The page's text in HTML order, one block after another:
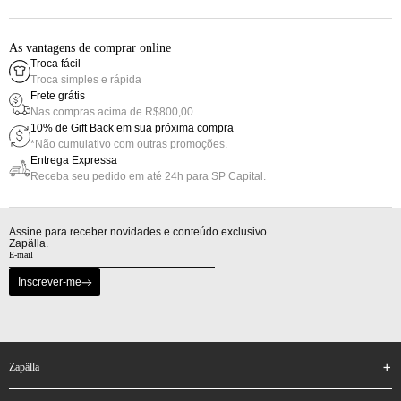
As vantagens de comprar online
Troca fácil
Troca simples e rápida
Frete grátis
Nas compras acima de R$800,00
10% de Gift Back em sua próxima compra
*Não cumulativo com outras promoções.
Entrega Expressa
Receba seu pedido em até 24h para SP Capital.
Assine para receber novidades e conteúdo exclusivo
Zapälla.
Inscrever-me
zapälla